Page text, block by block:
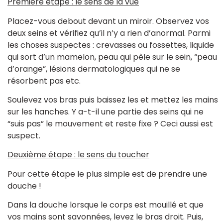
Placez-vous debout devant un miroir. Observez vos
deux seins et vérifiez qu’il n’y a rien d’anormal. Parmi
les choses suspectes : crevasses ou fossettes, liquide
qui sort d’un mamelon, peau qui pèle sur le sein, “peau
d’orange”, lésions dermatologiques qui ne se
résorbent pas etc.
Soulevez vos bras puis baissez les et mettez les mains
sur les hanches. Y a-t-il une partie des seins qui ne
“suis pas” le mouvement et reste fixe ? Ceci aussi est
suspect.
Deuxième étape : le sens du toucher
Pour cette étape le plus simple est de prendre une
douche !
Dans la douche lorsque le corps est mouillé et que
vos mains sont savonnées, levez le bras droit. Puis,